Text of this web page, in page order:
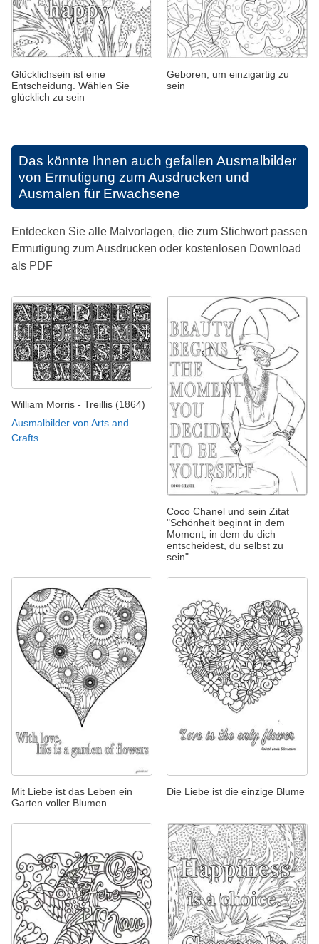
Glücklichsein ist eine
Entscheidung. Wählen Sie
glücklich zu sein
Geboren, um einzigartig zu
sein
Das könnte Ihnen auch gefallen Ausmalbilder
von Ermutigung zum Ausdrucken und
Ausmalen für Erwachsene
Entdecken Sie alle Malvorlagen, die zum Stichwort passen
Ermutigung zum Ausdrucken oder kostenlosen Download
als PDF
William Morris - Treillis (1864)
Ausmalbilder von Arts and
Crafts
Coco Chanel und sein Zitat
"Schönheit beginnt in dem
Moment, in dem du dich
entscheidest, du selbst zu
sein"
Mit Liebe ist das Leben ein
Garten voller Blumen
Die Liebe ist die einzige Blume